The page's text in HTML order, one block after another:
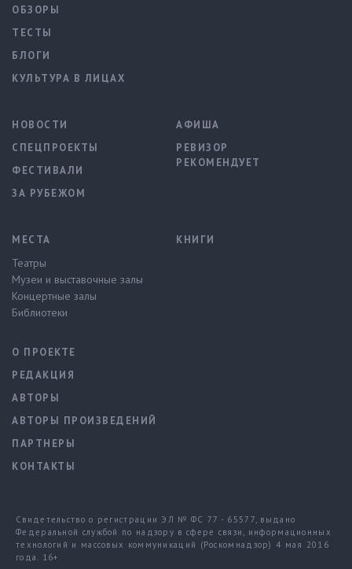
ОБЗОРЫ
ТЕСТЫ
БЛОГИ
КУЛЬТУРА В ЛИЦАХ
НОВОСТИ
СПЕЦПРОЕКТЫ
ФЕСТИВАЛИ
ЗА РУБЕЖОМ
АФИША
РЕВИЗОР
РЕКОМЕНДУЕТ
МЕСТА
Театры
Музеи и выставочные залы
Концертные залы
Библиотеки
КНИГИ
О ПРОЕКТЕ
РЕДАКЦИЯ
АВТОРЫ
АВТОРЫ ПРОИЗВЕДЕНИЙ
ПАРТНЕРЫ
КОНТАКТЫ
Свидетельство о регистрации ЭЛ № ФС 77 - 65577, выдано
Федеральной службой по надзору в сфере связи, информационных
технологий и массовых коммуникаций (Роскомнадзор) 4 мая 2016
года. 16+